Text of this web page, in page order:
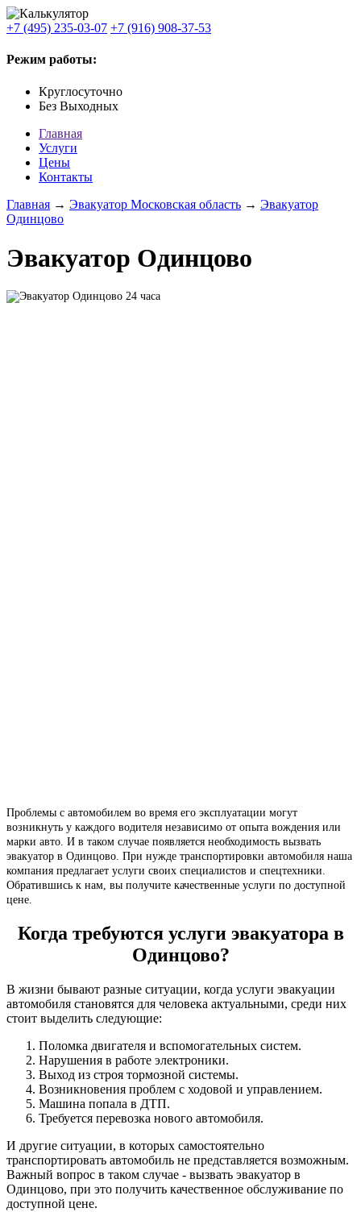
+7 (495) 235-03-07 +7 (916) 908-37-53
Режим работы:
Круглосуточно
Без Выходных
Главная
Услуги
Цены
Контакты
Главная → Эвакуатор Московская область → Эвакуатор
Одинцово
Эвакуатор Одинцово
Проблемы с автомобилем во время его эксплуатации могут
возникнуть у каждого водителя независимо от опыта вождения или
марки авто. И в таком случае появляется необходимость вызвать
эвакуатор в Одинцово. При нужде транспортировки автомобиля наша
компания предлагает услуги своих специалистов и спецтехники.
Обратившись к нам, вы получите качественные услуги по доступной
цене.
Когда требуются услуги эвакуатора в
Одинцово?
В жизни бывают разные ситуации, когда услуги эвакуации
автомобиля становятся для человека актуальными, среди них
стоит выделить следующие:
Поломка двигателя и вспомогательных систем.
Нарушения в работе электроники.
Выход из строя тормозной системы.
Возникновения проблем с ходовой и управлением.
Машина попала в ДТП.
Требуется перевозка нового автомобиля.
И другие ситуации, в которых самостоятельно
транспортировать автомобиль не представляется возможным.
Важный вопрос в таком случае - вызвать эвакуатор в
Одинцово, при это получить качественное обслуживание по
доступной цене.